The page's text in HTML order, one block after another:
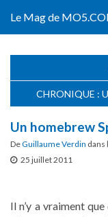
Le Mag de
CHRONIQUE :
Un homebrew
DeGuillaume Verdin dans
25 juillet 2011
Il n’y a vraiment